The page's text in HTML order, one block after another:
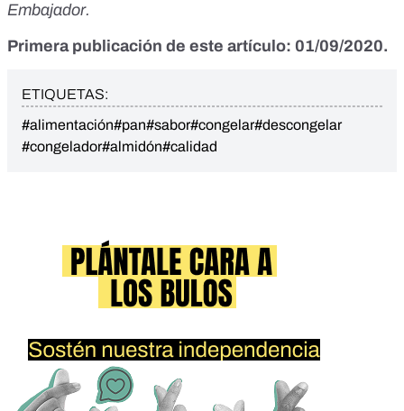
Embajador.
Primera publicación de este artículo: 01/09/2020.
ETIQUETAS:
#alimentación#pan#sabor#congelar#descongelar
#congelador#almidón#calidad